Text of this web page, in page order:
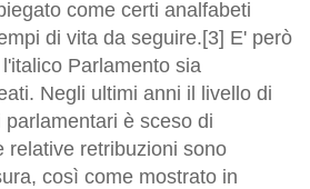
come certi analfabeti
di vita da seguire.[3] E' però
Parlamento sia
Negli ultimi anni il livello di
è sceso di
relative retribuzioni sono
così come mostrato in